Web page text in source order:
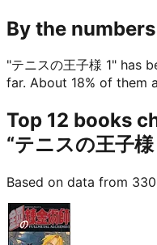
By the numbers
"テニスの王子様 1" has
far. About 18% of them
Top 12 books
“テニスの王子様
Based on data from